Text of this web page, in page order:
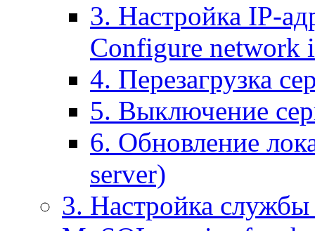
3. Настройка IP-
Configure network
4. Перезагрузка
5. Выключение
6. Обновление
server)
3. Настройка